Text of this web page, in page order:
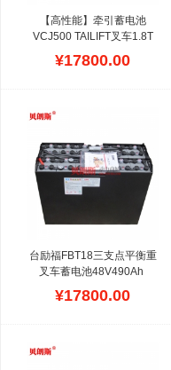
【高性能】牵引蓄电池
VCJ500 TAILIFT叉车1.8T
台励福FB18座驾平衡重铲
车蓄电池TAILIFT是台励福
其叉车蓄电池是主要的动力
负极板之间防止正负极板短
路的绝缘体,它有许多孔,可
使电解液畅通无阻,台励福
叉车电池的品牌可以选择贝
朗斯,高效节能,适应性强,可
以用于恶劣的工作环境,价
¥17800.00
台励福FBT18三支点平衡重
叉车蓄电池48V490Ah
7DB490现货Tailift叉车电池
台励福电动叉车电池其
极板工程采用高端的技术、
¥17800.00